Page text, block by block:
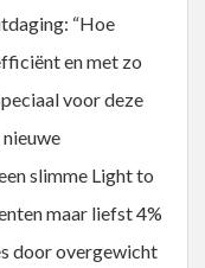
“Hoe
en met zo
voor deze
slimme Light to
maar liefst 4%
door overgewicht